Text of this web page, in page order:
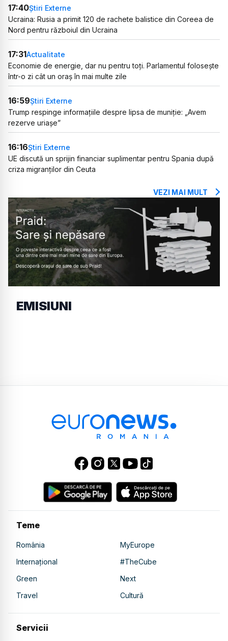
17:40Știri Externe
Ucraina: Rusia a primit 120 de rachete balistice din Coreea de
Nord pentru războiul din Ucraina
17:31Actualitate
Economie de energie, dar nu pentru toți. Parlamentul folosește
într-o zi cât un oraș în mai multe zile
16:59Știri Externe
Trump respinge informațiile despre lipsa de muniție: „Avem
rezerve uriașe”
16:16Știri Externe
UE discută un sprijin financiar suplimentar pentru Spania după
criza migranților din Ceuta
VEZI MAI MULT
EMISIUNI
Teme
România
MyEurope
Internațional
#TheCube
Green
Next
Travel
Cultură
Servicii